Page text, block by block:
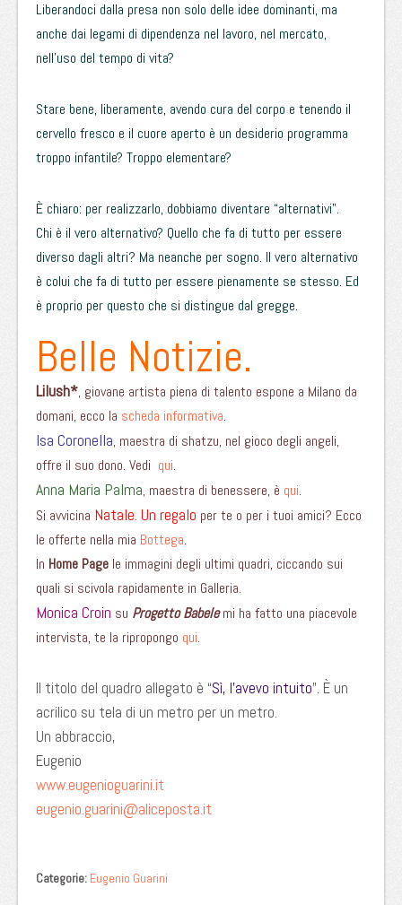
Liberandoci dalla presa non solo delle idee dominanti, ma
anche dai legami di dipendenza nel lavoro, nel mercato,
nell’uso del tempo di vita?
Stare bene, liberamente, avendo cura del corpo e tenendo il
cervello fresco e il cuore aperto è un desiderio programma
troppo infantile? Troppo elementare?
È chiaro: per realizzarlo, dobbiamo diventare “alternativi”.
Chi è il vero alternativo? Quello che fa di tutto per essere
diverso dagli altri? Ma neanche per sogno. Il vero alternativo
è colui che fa di tutto per essere pienamente se stesso. Ed
è proprio per questo che si distingue dal gregge.
Belle Notizie.
Lilush*, giovane artista piena di talento espone a Milano da
domani, ecco la scheda informativa.
Isa Coronella, maestra di shatzu, nel gioco degli angeli,
offre il suo dono. Vedi qui.
Anna Maria Palma, maestra di benessere, è qui.
Si avvicina Natale. Un regalo per te o per i tuoi amici? Ecco
le offerte nella mia Bottega.
In Home Page le immagini degli ultimi quadri, ciccando sui
quali si scivola rapidamente in Galleria.
Monica Croin su Progetto Babelemi ha fatto una piacevole
intervista, te la ripropongo qui.
Il titolo del quadro allegato è “Sì, l’avevo intuito”. È un
acrilico su tela di un metro per un metro.
Un abbraccio,
Eugenio
www.eugenioguarini.it
eugenio.guarini@aliceposta.it
Categorie: Eugenio Guarini